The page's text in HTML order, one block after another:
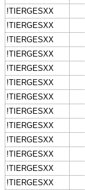
!TIERGESXX
!TIERGESXX
!TIERGESXX
!TIERGESXX
!TIERGESXX
!TIERGESXX
!TIERGESXX
!TIERGESXX
!TIERGESXX
!TIERGESXX
!TIERGESXX
!TIERGESXX
!TIERGESXX